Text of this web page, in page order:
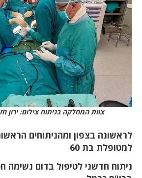
צוות המחלקה בניתוח צילום: ירון
לראשונה בצפון ומהניתוחים
למטופלת בת 60
ניתוח חדשני לטיפול בדום נשימה